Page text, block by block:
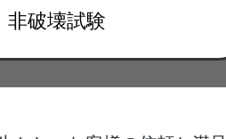
非破壊試験